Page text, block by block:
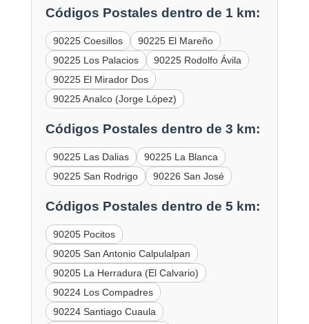
Códigos Postales dentro de 1 km:
90225 Coesillos
90225 El Mareño
90225 Los Palacios
90225 Rodolfo Ávila
90225 El Mirador Dos
90225 Analco (Jorge López)
Códigos Postales dentro de 3 km:
90225 Las Dalias
90225 La Blanca
90225 San Rodrigo
90226 San José
Códigos Postales dentro de 5 km:
90205 Pocitos
90205 San Antonio Calpulalpan
90205 La Herradura (El Calvario)
90224 Los Compadres
90224 Santiago Cuaula